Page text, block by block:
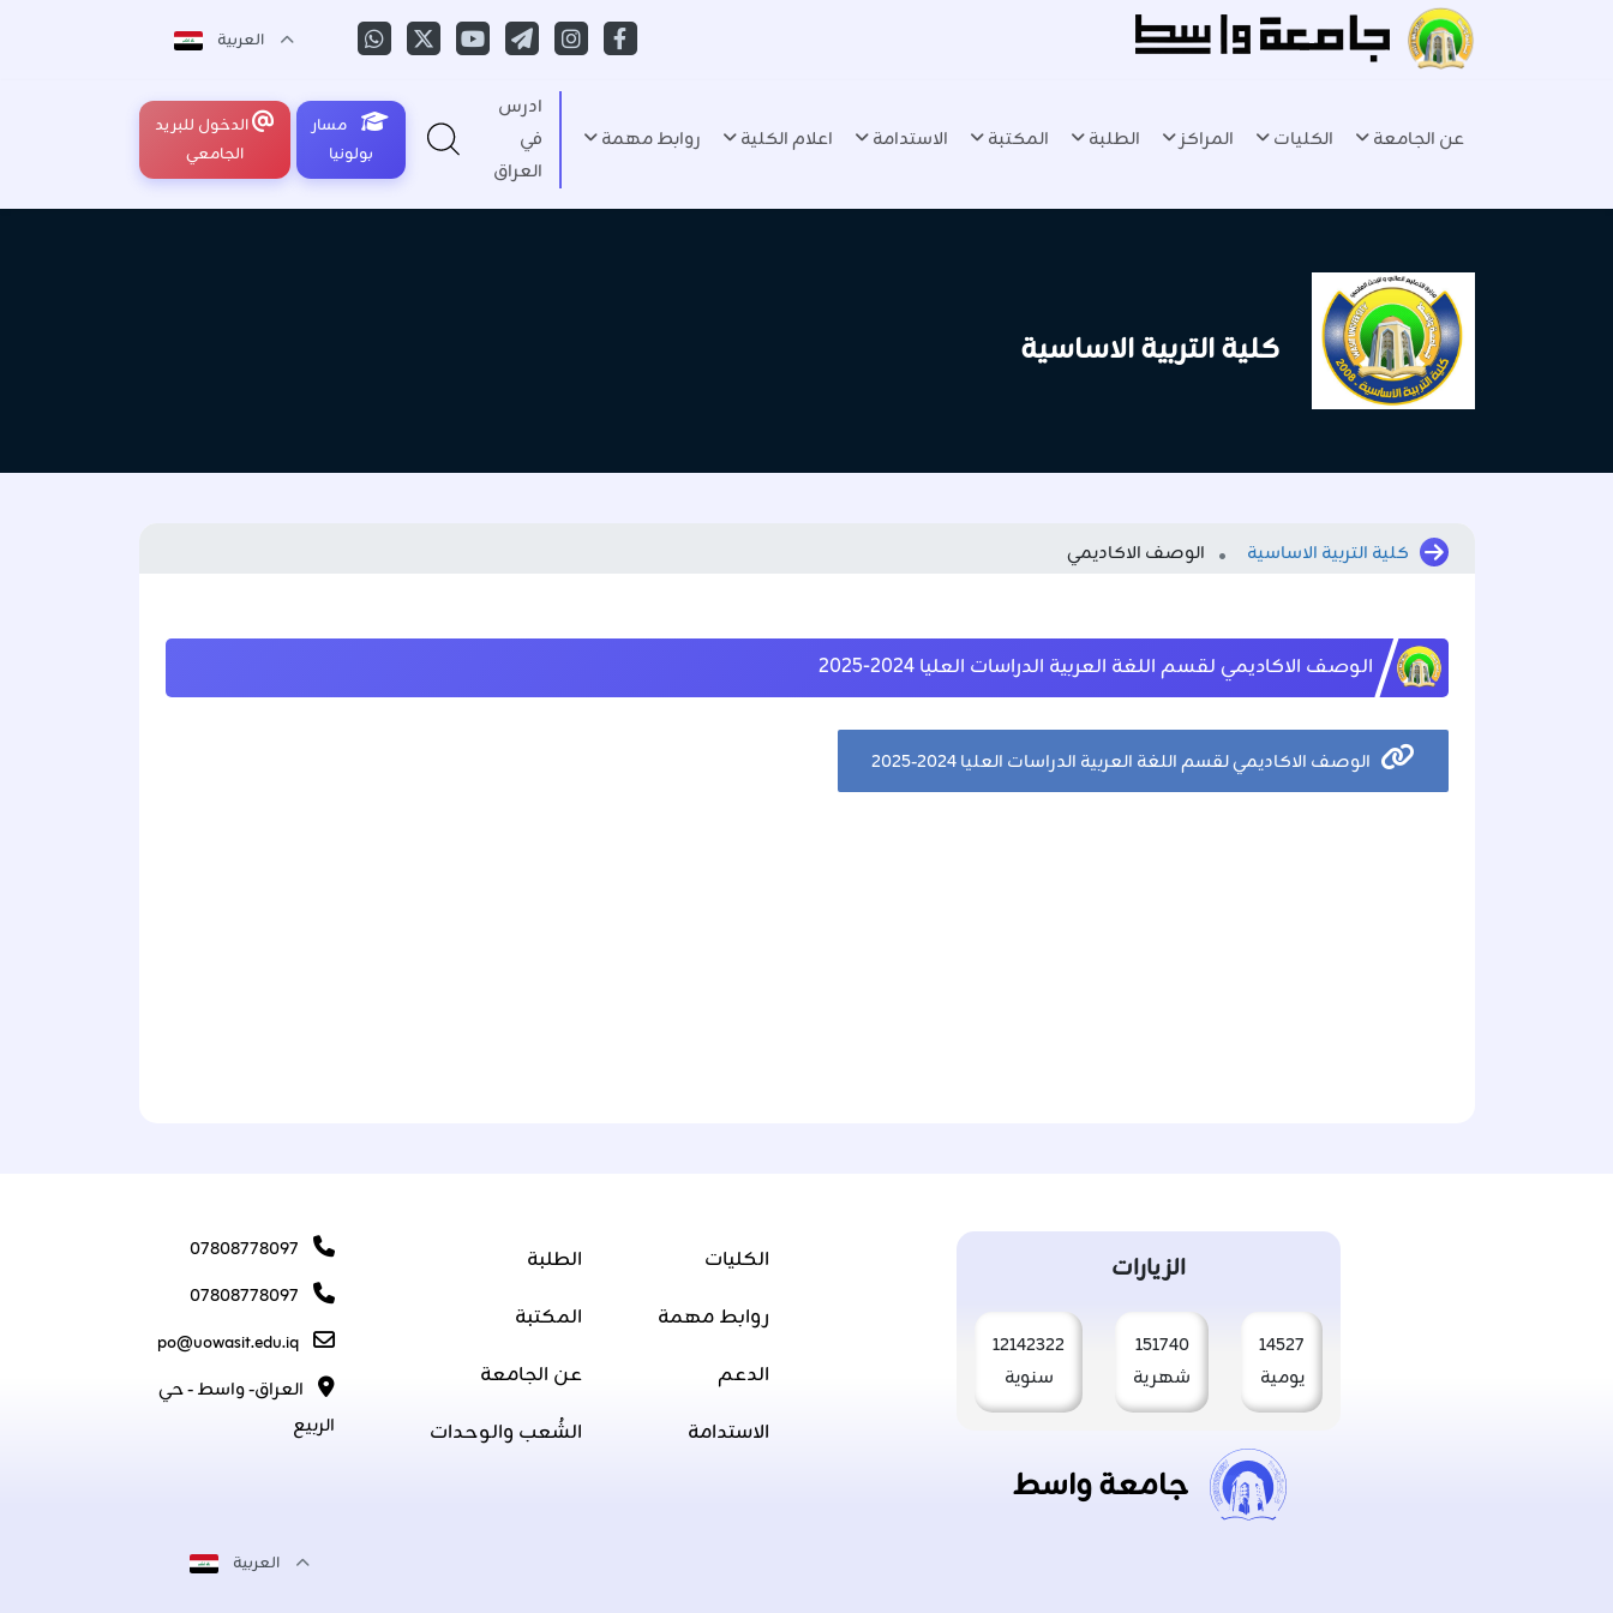
العربية
عن الجامعة الكليات المراكز الطلبة المكتبة الاستدامة اعلام الكلية روابط مهمة
ادرس
في
العراق
مسار
بولونيا
الدخول للبريد
الجامعي
كلية التربية الاساسية
كلية التربية الاساسية الوصف الاكاديمي
الوصف الاكاديمي لقسم اللغة العربية الدراسات العليا 2024-2025
الوصف الاكاديمي لقسم اللغة العربية الدراسات العليا 2024-2025
الزيارات
14527
يومية
151740
شهرية
12142322
سنوية
جامعة واسط
الكليات
روابط مهمة
الدعم
الاستدامة
الطلبة
المكتبة
عن الجامعة
الشُعب والوحدات
07808778097
07808778097
po@uowasit.edu.iq
العراق- واسط - حي
الربيع
العربية